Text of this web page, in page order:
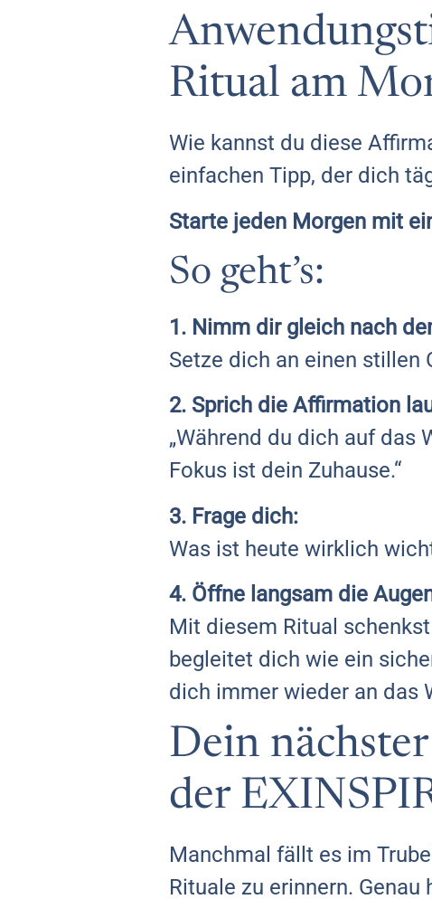
Ritual am
Wie kannst du diese
einfachen Tipp, der dich
Starte jeden Morgen mit
So geht’s:
1. Nimm dir gleich nach
Setze dich an einen stillen
2. Sprich die Affirmation
„Während du dich auf das
Fokus ist dein Zuhause.“
3. Frage dich:
Was ist heute wirklich
4. Öffne langsam die
Mit diesem Ritual
begleitet dich wie ein
dich immer wieder an das
Dein
der
Manchmal fällt es im
Rituale zu erinnern. Genau